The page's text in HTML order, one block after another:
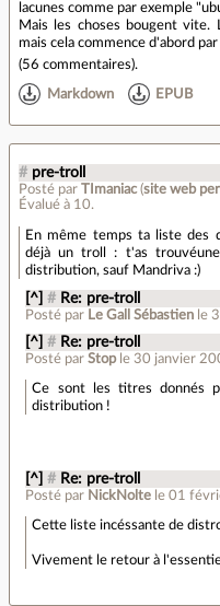
lacunes comme par exemple
Mais les choses bougent
mais cela commence d'abord
(56 commentaires).
Markdown EPUB
# pre-troll
Posté par TImaniac(site web
Évalué à 10.
En même temps ta liste des
déjà un troll : t'as
distribution, sauf Mandriva :)
[^] # Re: pre-troll
Posté par Le Gall Sébastien le
[^] # Re: pre-troll
Posté parStop le 30 janvier
Ce sont les titres donnés
distribution !
[^] # Re: pre-troll
Posté par NickNolte le 01
Cette liste incéssante de
Vivement le retour à